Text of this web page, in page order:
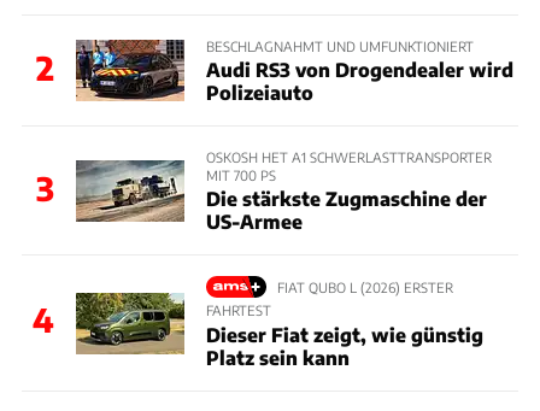
2
BESCHLAGNAHMT UND UMFUNKTIONIERT
Audi RS3 von Drogendealer wird
Polizeiauto
3
OSKOSH HET A1 SCHWERLASTTRANSPORTER
MIT 700 PS
Die stärkste Zugmaschine der
US-Armee
4
FIAT QUBO L (2026) ERSTER
FAHRTEST
Dieser Fiat zeigt, wie günstig
Platz sein kann